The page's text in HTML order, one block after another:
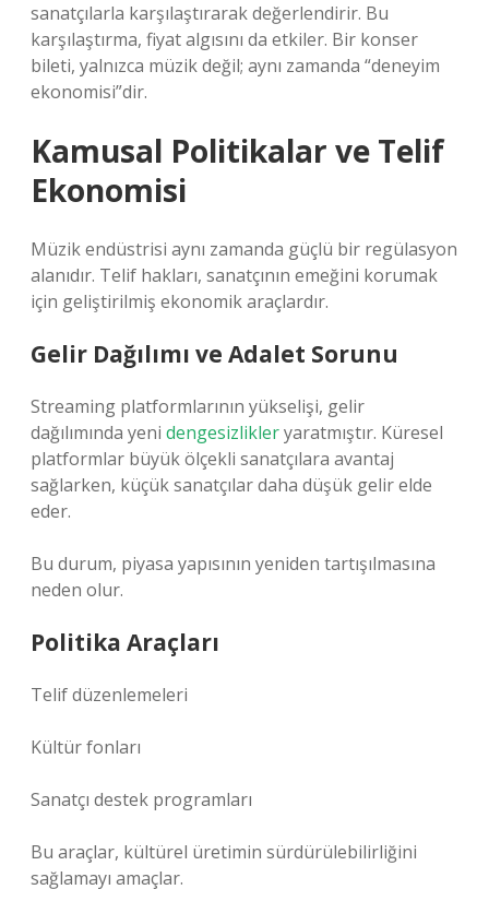
sanatçılarla karşılaştırarak değerlendirir. Bu
karşılaştırma, fiyat algısını da etkiler. Bir konser
bileti, yalnızca müzik değil; aynı zamanda “deneyim
ekonomisi”dir.
Kamusal Politikalar ve Telif
Ekonomisi
Müzik endüstrisi aynı zamanda güçlü bir regülasyon
alanıdır. Telif hakları, sanatçının emeğini korumak
için geliştirilmiş ekonomik araçlardır.
Gelir Dağılımı ve Adalet Sorunu
Streaming platformlarının yükselişi, gelir
dağılımında yeni dengesizlikleryaratmıştır. Küresel
platformlar büyük ölçekli sanatçılara avantaj
sağlarken, küçük sanatçılar daha düşük gelir elde
eder.
Bu durum, piyasa yapısının yeniden tartışılmasına
neden olur.
Politika Araçları
Telif düzenlemeleri
Kültür fonları
Sanatçı destek programları
Bu araçlar, kültürel üretimin sürdürülebilirliğini
sağlamayı amaçlar.